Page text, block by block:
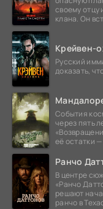
своему отцу
клана. Он
Крейвен-
Русский
доказать,
События
через пять
её остатки
Ранчо
В центре
«Ранчо
решают
ранчо в